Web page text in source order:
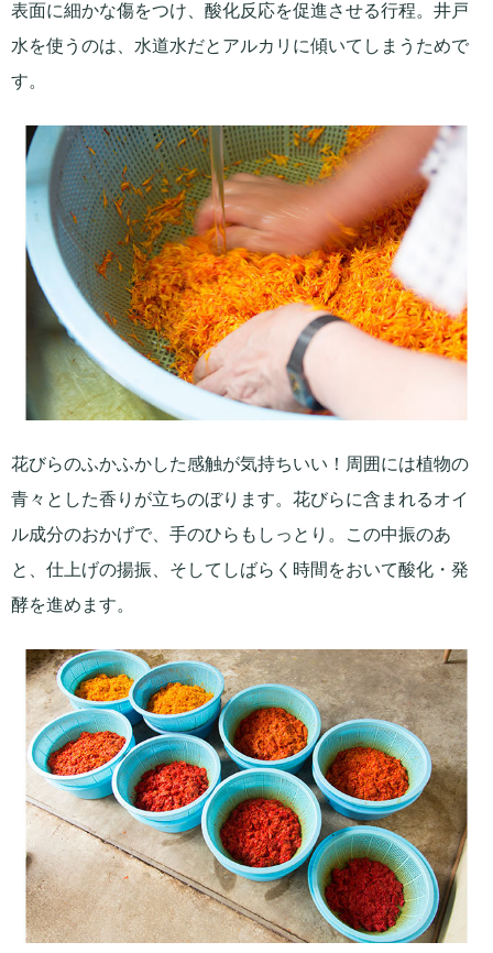
表面に細かな傷をつけ、酸化反応を促進させる行程。井戸
水を使うのは、水道水だとアルカリに傾いてしまうためで
す。
花びらのふかふかした感触が気持ちいい！周囲には植物の
青々とした香りが立ちのぼります。花びらに含まれるオイ
ル成分のおかげで、手のひらもしっとり。この中振のあ
と、仕上げの揚振、そしてしばらく時間をおいて酸化・発
酵を進めます。